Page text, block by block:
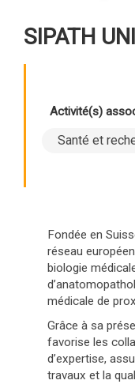
SIPATH
Activité(s)
Santé et
Fondée en
réseau
biologie
médicale de
Grâce à sa
favorise les
d’expertise,
travaux et la